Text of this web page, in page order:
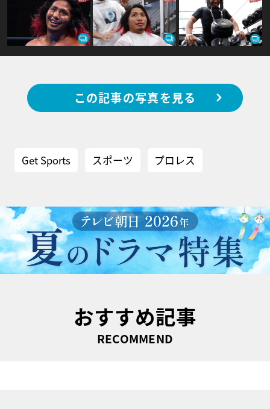
この記事の写真を見る
Get Sports スポーツ プロレス
おすすめ記事
RECOMMEND